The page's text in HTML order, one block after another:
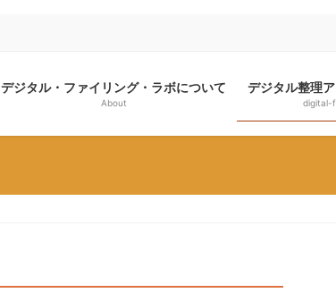
デジタル・ファイリング・ラボについて
About
デジタル整理
digital-